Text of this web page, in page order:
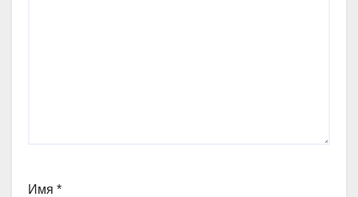
Имя *